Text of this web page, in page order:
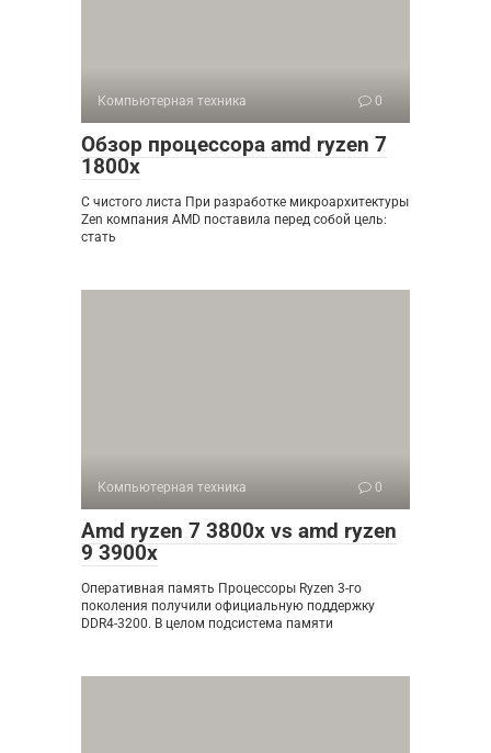
Компьютерная техника 0
Обзор процессора amd ryzen 7
1800x
С чистого листа При разработке микроархитектуры
Zen компания AMD поставила перед собой цель:
стать
Компьютерная техника 0
Amd ryzen 7 3800x vs amd ryzen
9 3900x
Оперативная память Процессоры Ryzen 3-го
поколения получили официальную поддержку
DDR4-3200. В целом подсистема памяти